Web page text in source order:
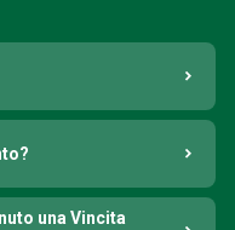
una Vincita